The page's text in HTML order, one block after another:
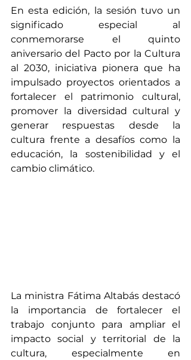
En esta edición, la sesión tuvo un
significado especial al
conmemorarse el quinto
aniversario del Pacto por la Cultura
al 2030, iniciativa pionera que ha
impulsado proyectos orientados a
fortalecer el patrimonio cultural,
promover la diversidad cultural y
generar respuestas desde la
cultura frente a desafíos como la
educación, la sostenibilidad y el
cambio climático.
La ministra Fátima Altabás destacó
la importancia de fortalecer el
trabajo conjunto para ampliar el
impacto social y territorial de la
cultura, especialmente en